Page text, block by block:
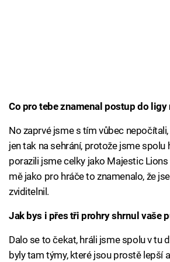
Co pro tebe znamenal postup do
No zaprvé jsme s tím vůbec
jen tak na sehrání, protože jsme spolu
porazili jsme celky jako Majestic Lions
mě jako pro hráče to znamenalo, že
zviditelnil.
Jak bys i přes tři prohry shrnul vaše
Dalo se to čekat, hráli jsme spolu v tu
byly tam týmy, které jsou prostě lepší